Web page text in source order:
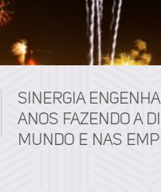
Sinergia
anos fazendo a
mundo e nas